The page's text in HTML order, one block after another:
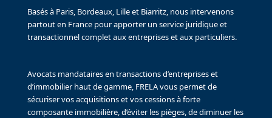
Basés à Paris, Bordeaux, Lille et Biarritz, nous intervenons
partout en France pour apporter un service juridique et
transactionnel complet aux entreprises et aux particuliers.
Avocats mandataires en transactions d’entreprises et
d’immobilier haut de gamme, FRELA vous permet de
sécuriser vos acquisitions et vos cessions à forte
composante immobilière, d’éviter les pièges, de diminuer les